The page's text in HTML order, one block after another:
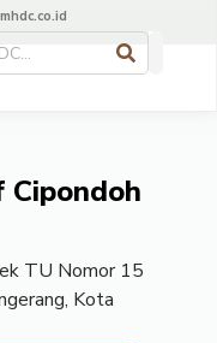
Cipondoh
TU Nomor 15
Kota